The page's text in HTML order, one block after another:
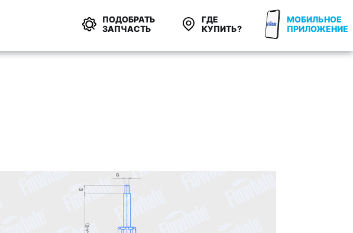
ПОДОБРАТЬ
ЗАПЧАСТЬ
ГДЕ
КУПИТЬ?
МОБИЛЬНОЕ
ПРИЛОЖЕНИЕ